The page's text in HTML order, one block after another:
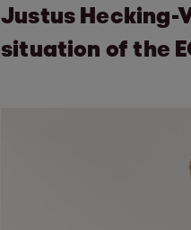
Justus Hecking-
situation of the